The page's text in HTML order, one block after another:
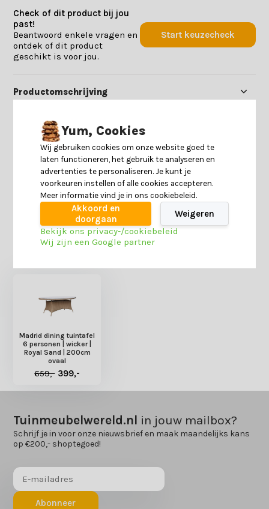
Check of dit product bij jou
past!
Beantwoord enkele vragen en
ontdek of dit product
geschikt is voor jou.
Start keuzecheck
Productomschrijving
Specificaties
Reviews
Heb je nog interesse in deze recent bekeken
Madrid dining tuintafel
6 personen | wicker |
Royal Sand | 200cm
ovaal
659,- 399,-
Tuinmeubelwereld.nl in jouw mailbox?
Schrijf je in voor onze nieuwsbrief en maak maandelijks kans
op €200,- shoptegoed!
Abonneer
Yum, Cookies
Wij gebruiken cookies om onze website goed te
laten functioneren, het gebruik te analyseren en
advertenties te personaliseren. Je kunt je
voorkeuren instellen of alle cookies accepteren.
Meer informatie vind je in ons cookiebeleid.
Akkoord en
doorgaan
Weigeren
Bekijk ons privacy-/cookiebeleid
Wij zijn een Google partner